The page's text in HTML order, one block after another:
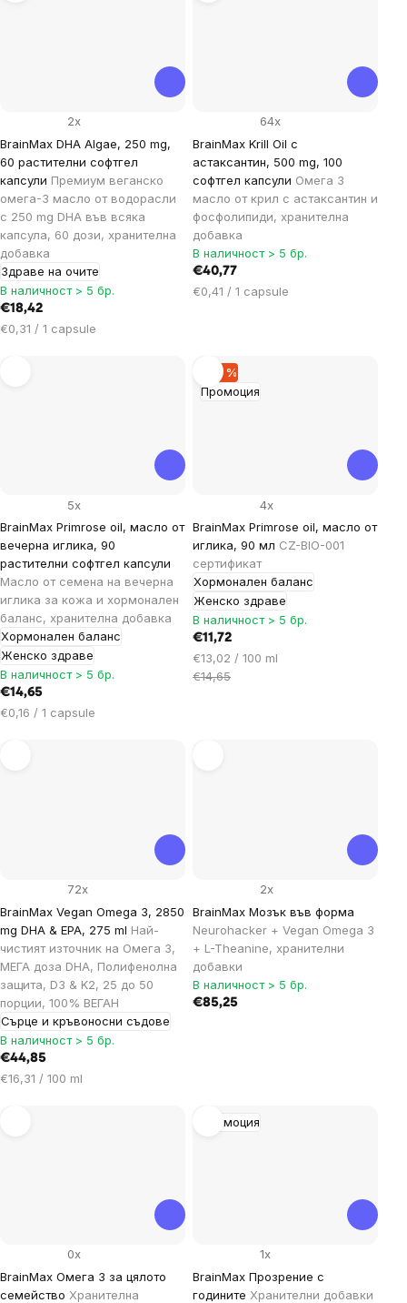
BrainMax DHA Algae, 250 mg,
60 растителни софтгел
капсули Премиум веганско
омега-3 масло от водорасли
с 250 mg DHA във всяка
капсула, 60 дози, хранителна
добавка
Здраве на очите
2x
В наличност > 5 бр.
€18,42
Цена
€0,31 / 1 capsule
BrainMax Krill Oil с
астаксантин, 500 mg, 100
софтгел капсули Омега 3
масло от крил с астаксантин и
фосфолипиди, хранителна
добавка
64x
В наличност > 5 бр.
€40,77
Цена
€0,41 / 1 capsule
BrainMax Primrose oil, масло от
вечерна иглика, 90
растителни софтгел капсули
Масло от семена на вечерна
иглика за кожа и хормонален
баланс, хранителна добавка
Хормонален баланс
Женско здраве
5x
В наличност > 5 бр.
€14,65
Цена
€0,16 / 1 capsule
Промоция
–20 %
BrainMax Primrose oil, масло от
иглика, 90 мл CZ-BIO-001
сертификат
Хормонален баланс
Женско здраве
4x
В наличност > 5 бр.
€11,72
Цена
за
€13,02 / 100 ml
€14,65
BrainMax Vegan Omega 3, 2850
mg DHA & EPA, 275 ml Най-
чистият източник на Омега 3,
МЕГА доза DHA, Полифенолна
защита, D3 & K2, 25 до 50
порции, 100% ВЕГАН
Сърце и кръвоносни съдове
72x
В наличност > 5 бр.
€44,85
Цена
€16,31 / 100 ml
BrainMax Мозък във форма
Neurohacker + Vegan Omega 3
+ L-Theanine, хранителни
добавки
2x
В наличност > 5 бр.
€85,25
BrainMax Омега 3 за цялото
семейство Хранителна
0x
Промоция
BrainMax Прозрение с
годините Хранителни добавки
1x